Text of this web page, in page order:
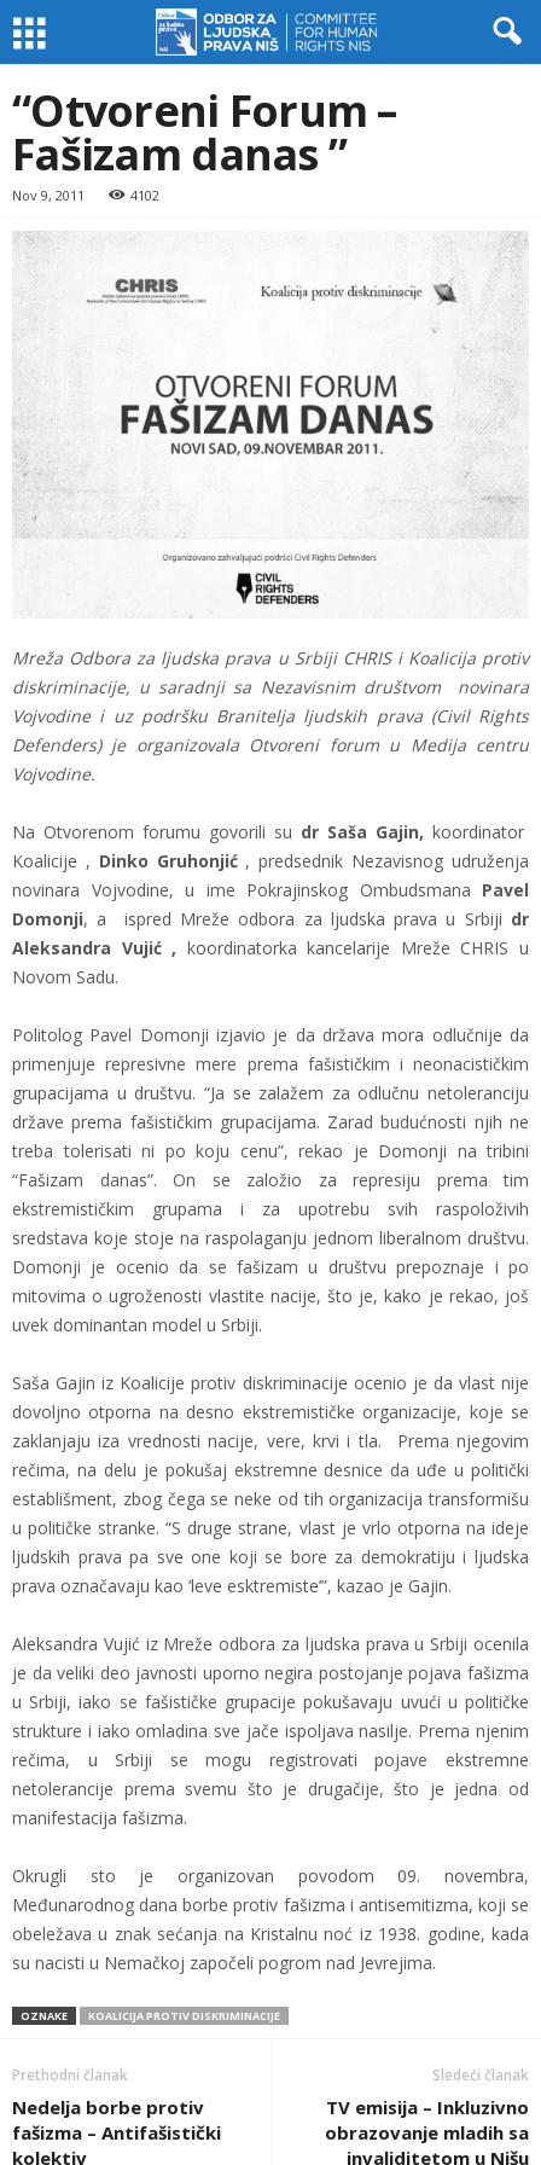
“Otvoreni Forum –
Fašizam danas ”
Nov 9, 2011 4102
Mreža Odbora za ljudska prava u Srbiji CHRIS i Koalicija protiv
diskriminacije, u saradnji sa Nezavisnim društvom novinara
Vojvodine i uz podršku Branitelja ljudskih prava (Civil Rights
Defenders) je organizovala Otvoreni forum u Medija centru
Vojvodine.
Na Otvorenom forumu govorili su dr Saša Gajin, koordinator
Koalicije , Dinko Gruhonjić, predsednik Nezavisnog udruženja
novinara Vojvodine, u ime Pokrajinskog Ombudsmana Pavel
Domonji, a ispred Mreže odbora za ljudska prava u Srbiji dr
Aleksandra Vujić , koordinatorka kancelarije Mreže CHRIS u
Novom Sadu.
Politolog Pavel Domonji izjavio je da država mora odlučnije da
primenjuje represivne mere prema fašističkim i neonacističkim
grupacijama u društvu. “Ja se zalažem za odlučnu netoleranciju
države prema fašističkim grupacijama. Zarad budućnosti njih ne
treba tolerisati ni po koju cenu”, rekao je Domonji na tribini
“Fašizam danas”. On se založio za represiju prema tim
ekstremističkim grupama i za upotrebu svih raspoloživih
sredstava koje stoje na raspolaganju jednom liberalnom društvu.
Domonji je ocenio da se fašizam u društvu prepoznaje i po
mitovima o ugroženosti vlastite nacije, što je, kako je rekao, još
uvek dominantan model u Srbiji.
Saša Gajin iz Koalicije protiv diskriminacije ocenio je da vlast nije
dovoljno otporna na desno ekstremističke organizacije, koje se
zaklanjaju iza vrednosti nacije, vere, krvi i tla. Prema njegovim
rečima, na delu je pokušaj ekstremne desnice da uđe u politički
establišment, zbog čega se neke od tih organizacija transformišu
u političke stranke. “S druge strane, vlast je vrlo otporna na ideje
ljudskih prava pa sve one koji se bore za demokratiju i ljudska
prava označavaju kao ‘leve esktremiste’”, kazao je Gajin.
Aleksandra Vujić iz Mreže odbora za ljudska prava u Srbiji ocenila
je da veliki deo javnosti uporno negira postojanje pojava fašizma
u Srbiji, iako se fašističke grupacije pokušavaju uvući u političke
strukture i iako omladina sve jače ispoljava nasilje. Prema njenim
rečima, u Srbiji se mogu registrovati pojave ekstremne
netolerancije prema svemu što je drugačije, što je jedna od
manifestacija fašizma.
Okrugli sto je organizovan povodom 09. novembra,
Međunarodnog dana borbe protiv fašizma i antisemitizma, koji se
obeležava u znak sećanja na Kristalnu noć iz 1938. godine, kada
su nacisti u Nemačkoj započeli pogrom nad Jevrejima.
OZNAKE KOALICIJA PROTIV DISKRIMINACIJE
Prethodni članak
Nedelja borbe protiv
fašizma – Antifašistički
kolektiv
Sledeći članak
TV emisija – Inkluzivno
obrazovanje mladih sa
invaliditetom u Nišu